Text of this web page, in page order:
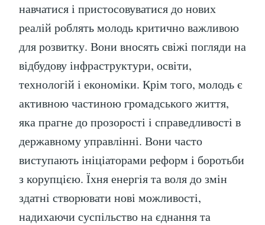
навчатися і пристосовуватися до нових
реалій роблять молодь критично важливою
для розвитку. Вони вносять свіжі погляди на
відбудову інфраструктури, освіти,
технологій і економіки. Крім того, молодь є
активною частиною громадського життя,
яка прагне до прозорості і справедливості в
державному управлінні. Вони часто
виступають ініціаторами реформ і боротьби
з корупцією. Їхня енергія та воля до змін
здатні створювати нові можливості,
надихаючи суспільство на єднання та